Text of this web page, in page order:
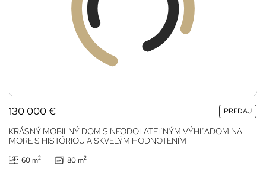
130 000€ PREDAJ
KRÁSNÝ MOBILNÝ DOM S NEODOLATEĽNÝM VÝHĽADOM NA
MORE S HISTÓRIOU A SKVELÝM HODNOTENÍM
60 m2 80 m2